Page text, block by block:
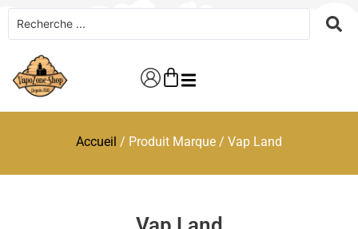
Accueil / Produit Marque / Vap Land